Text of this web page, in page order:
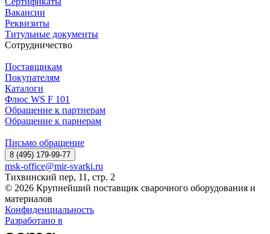
Вакансии
Реквизиты
Титульные документы
Сотрудничество
Поставщикам
Покупателям
Каталоги
Флюс WS F 101
Обращение к партнерам
Обращение к парнерам
Письмо обращение
8 (495) 179-99-77
msk-office@mir-svarki.ru
Тихвинский пер, 11, стр. 2
© 2026 Крупнейший поставщик сварочного оборудования и
материалов
Конфиденциальность
Разработано в